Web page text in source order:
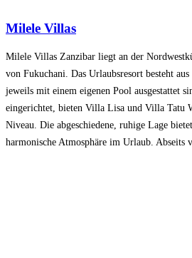
Milele Villas
Milele Villas Zanzibar liegt an der
von Fukuchani. Das Urlaubsresort besteht
jeweils mit einem eigenen Pool ausgestattet
eingerichtet, bieten Villa Lisa und Villa Tatu
Niveau. Die abgeschiedene, ruhige Lage
harmonische Atmosphäre im Urlaub. Abseits